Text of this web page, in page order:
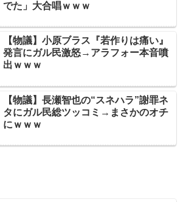
でた」大合唱ｗｗｗ
【物議】小原ブラス『若作りは痛い』
発言にガル民激怒→アラフォー本音噴
出ｗｗｗ
【物議】長瀬智也の“スネハラ”謝罪ネ
タにガル民総ツッコミ→まさかのオチ
にｗｗｗ